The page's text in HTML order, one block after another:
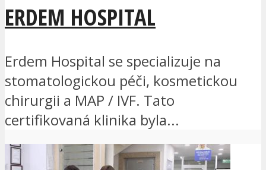
ERDEM HOSPITAL
Erdem Hospital se specializuje na
stomatologickou péči, kosmetickou
chirurgii a MAP / IVF. Tato
certifikovaná klinika byla...